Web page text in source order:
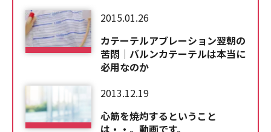
2015.01.26
カテーテルアブレーション翌朝の
苦悶｜バルンカテーテルは本当に
必用なのか
2013.12.19
心筋を焼灼するということ